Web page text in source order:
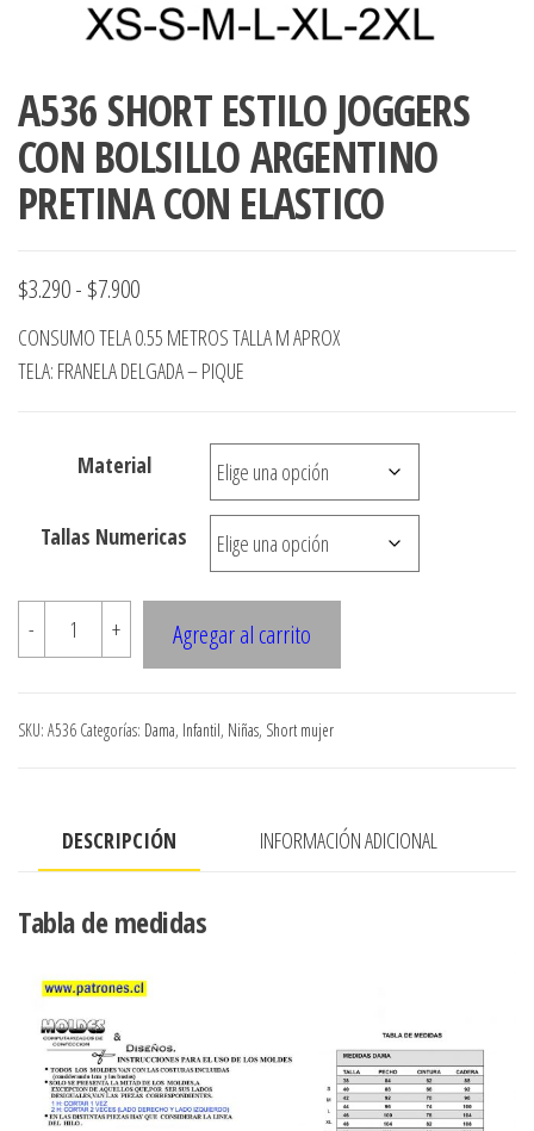
A536 SHORT ESTILO JOGGERS
CON BOLSILLO ARGENTINO
PRETINA CON ELASTICO
$3.290- $7.900Rango
de
precios:
hasta
$7.900
CONSUMO TELA 0.55 METROS TALLA M APROX
TELA: FRANELA DELGADA – PIQUE
Material
Tallas Numericas
-
A536
PRETINA
ELASTICO
+ Agregar al carrito
SKU: A536 Categorías: Dama, Infantil, Niñas, Short mujer
DESCRIPCIÓN INFORMACIÓN ADICIONAL
Tabla de medidas